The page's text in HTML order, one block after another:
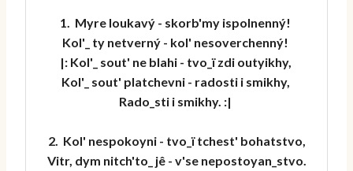
1.  Myre loukavý - skorb'my ispolnenný!
Kol'_ ty netverný - kol' nesoverchenný!
|: Kol'_ sout' ne blahi - tvo_ï zdi outyikhy,
Kol'_ sout' platchevni - radosti i smikhy,
Rado_sti i smikhy. :|
2.  Kol' nespokoyni - tvo_ï tchest' bohatstvo,
Vitr, dym nitch'to_ jê - v'se nepostoyan_stvo.